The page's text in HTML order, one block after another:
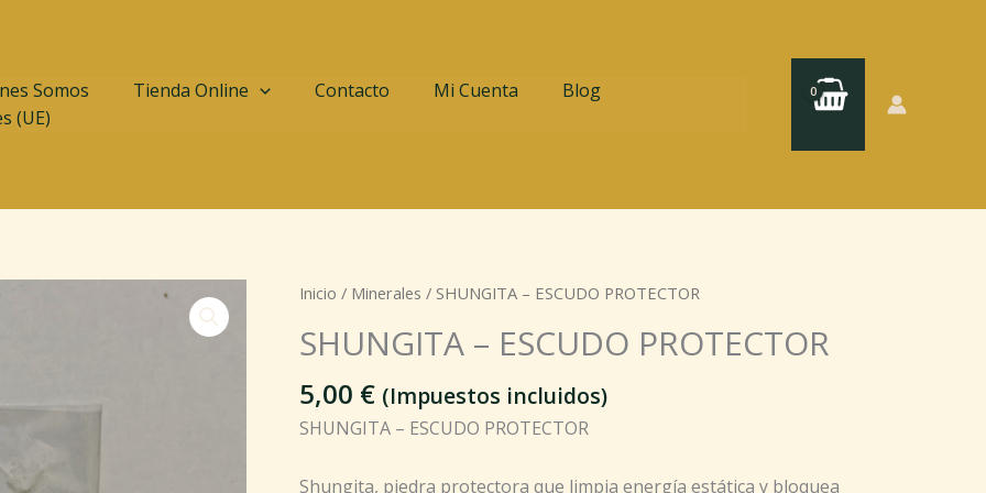
Somos Tienda Online Contacto Mi Cuenta
Blog
(UE)
Inicio / Minerales / SHUNGITA – ESCUDO PROTECTOR
SHUNGITA – ESCUDO PROTECTOR
5,00 € (Impuestos incluidos)
SHUNGITA – ESCUDO PROTECTOR
Shungita, piedra protectora que limpia energía estática y bloquea
SHUNGITA
ESCUDO
cantidad